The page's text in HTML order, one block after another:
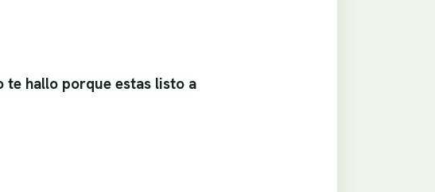
te hallo porque estas listo a